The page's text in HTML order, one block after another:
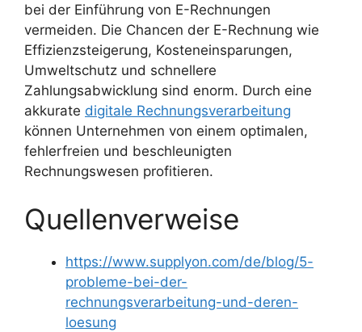
bei der Einführung von E-Rechnungen
vermeiden. Die Chancen der E-Rechnung wie
Effizienzsteigerung, Kosteneinsparungen,
Umweltschutz und schnellere
Zahlungsabwicklung sind enorm. Durch eine
akkurate digitale Rechnungsverarbeitung
können Unternehmen von einem optimalen,
fehlerfreien und beschleunigten
Rechnungswesen profitieren.
Quellenverweise
https://www.supplyon.com/de/blog/5-
probleme-bei-der-
rechnungsverarbeitung-und-deren-
loesung